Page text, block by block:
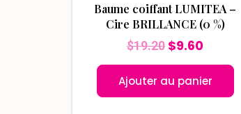
Baume coiffant LUMITEA –
Cire BRILLANCE (0 %)
$19.20 $9.60
Ajouter au panier